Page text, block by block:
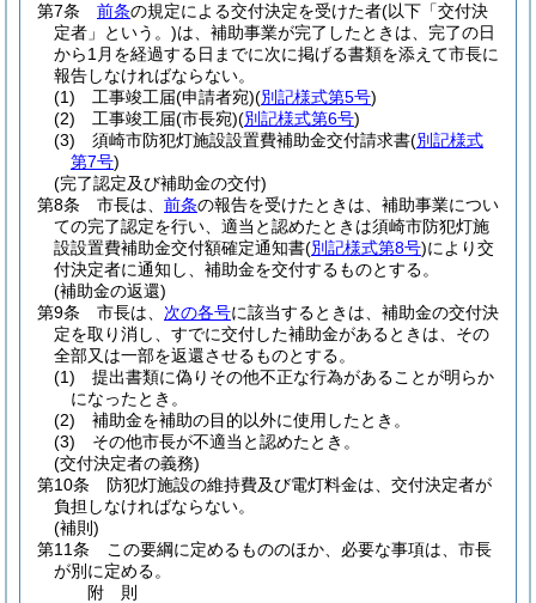
第7条
前条の規定による交付決定を受けた者(以下「交付決
定者」という。)は、補助事業が完了したときは、完了の日
から1月を経過する日までに次に掲げる書類を添えて市長に
報告しなければならない。
(1)
工事竣工届(申請者宛)(別記様式第5号)
(2)
工事竣工届(市長宛)(別記様式第6号)
(3)
須崎市防犯灯施設設置費補助金交付請求書(別記様式
第7号)
(完了認定及び補助金の交付)
第8条
市長は、 前条の報告を受けたときは、補助事業につい
ての完了認定を行い、適当と認めたときは須崎市防犯灯施
設設置費補助金交付額確定通知書(別記様式第8号)により交
付決定者に通知し、補助金を交付するものとする。
(補助金の返還)
第9条
市長は、 次の各号に該当するときは、補助金の交付決
定を取り消し、すでに交付した補助金があるときは、その
全部又は一部を返還させるものとする。
(1)
提出書類に偽りその他不正な行為があることが明らか
になったとき。
(2)
補助金を補助の目的以外に使用したとき。
(3)
その他市長が不適当と認めたとき。
(交付決定者の義務)
第10条
防犯灯施設の維持費及び電灯料金は、交付決定者が
負担しなければならない。
(補則)
第11条
この要綱に定めるもののほか、必要な事項は、市長
が別に定める。
附 則